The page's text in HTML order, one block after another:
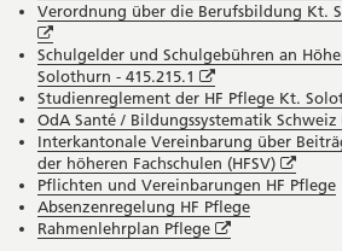
Verordnung über die Berufsbildung Kt.
Öffnet
in
neuem
Fenster
Schulgelder und Schulgebühren an
Solothurn - 415.215.1
Öffnet
in
neuem
Fenster
Studienreglement der HF Pflege Kt.
OdA Santé / Bildungssystematik Schweiz
Interkantonale Vereinbarung über
der höheren Fachschulen (HFSV)
Öffnet
in
Pflichten und Vereinbarungen HF Pflege
Absenzenregelung HF Pflege
Rahmenlehrplan Pflege
Öffnet